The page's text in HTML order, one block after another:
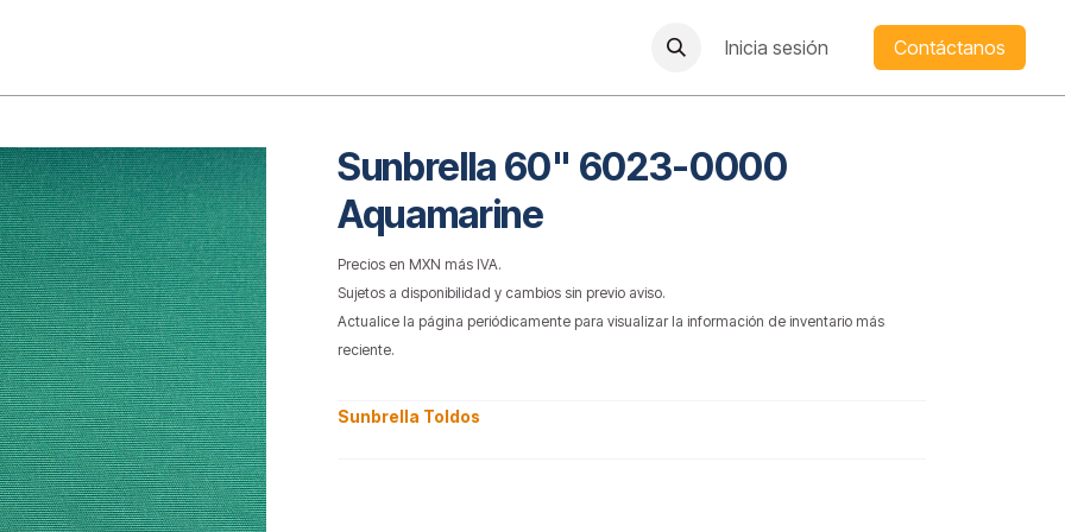
Inicia sesión Contáctanos
Sunbrella 60" 6023-0000
Aquamarine
Precios en MXN más IVA.
Sujetos a disponibilidad y cambios sin previo aviso.
Actualice la página periódicamente para visualizar la información de inventario más
reciente.
Sunbrella Toldos